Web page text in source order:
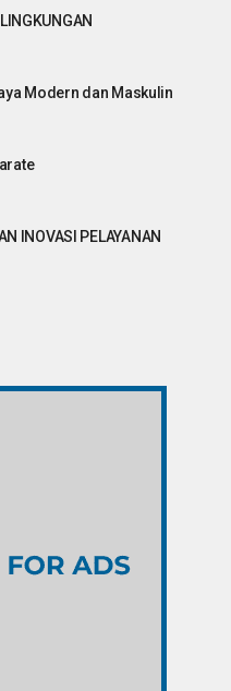
Modern dan Maskulin
INOVASI PELAYANAN